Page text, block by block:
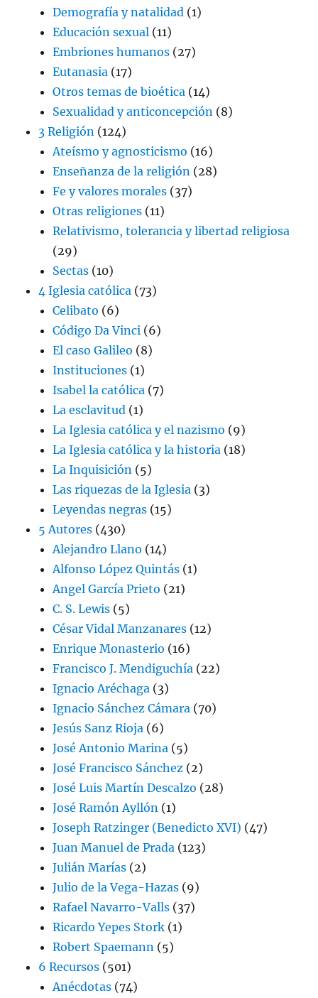
Demografía y natalidad (1)
Educación sexual (11)
Embriones humanos (27)
Eutanasia (17)
Otros temas de bioética (14)
Sexualidad y anticoncepción (8)
3 Religión (124)
Ateísmo y agnosticismo (16)
Enseñanza de la religión (28)
Fe y valores morales (37)
Otras religiones (11)
Relativismo, tolerancia y libertad religiosa
(29)
Sectas (10)
4 Iglesia católica (73)
Celibato (6)
Código Da Vinci (6)
El caso Galileo (8)
Instituciones (1)
Isabel la católica (7)
La esclavitud (1)
La Iglesia católica y el nazismo (9)
La Iglesia católica y la historia (18)
La Inquisición (5)
Las riquezas de la Iglesia (3)
Leyendas negras (15)
5 Autores (430)
Alejandro Llano (14)
Alfonso López Quintás (1)
Angel García Prieto (21)
C. S. Lewis (5)
César Vidal Manzanares (12)
Enrique Monasterio (16)
Francisco J. Mendiguchía (22)
Ignacio Aréchaga (3)
Ignacio Sánchez Cámara (70)
Jesús Sanz Rioja (6)
José Antonio Marina (5)
José Francisco Sánchez (2)
José Luis Martín Descalzo (28)
José Ramón Ayllón (1)
Joseph Ratzinger (Benedicto XVI) (47)
Juan Manuel de Prada (123)
Julián Marías (2)
Julio de la Vega-Hazas (9)
Rafael Navarro-Valls (37)
Ricardo Yepes Stork (1)
Robert Spaemann (5)
6 Recursos (501)
Anécdotas (74)